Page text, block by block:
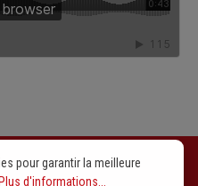
pour garantir la meilleure
d'informations...